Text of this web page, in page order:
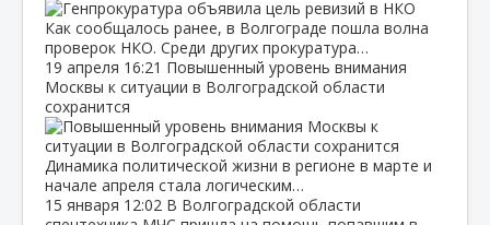
Как сообщалось ранее, в Волгограде пошла волна
проверок НКО. Среди других прокуратура…
19 апреля 16:21 Повышенный уровень внимания
Москвы к ситуации в Волгоградской области
сохранится
Динамика политической жизни в регионе в марте и
начале апреля стала логическим…
15 января 12:02 В Волгоградской области